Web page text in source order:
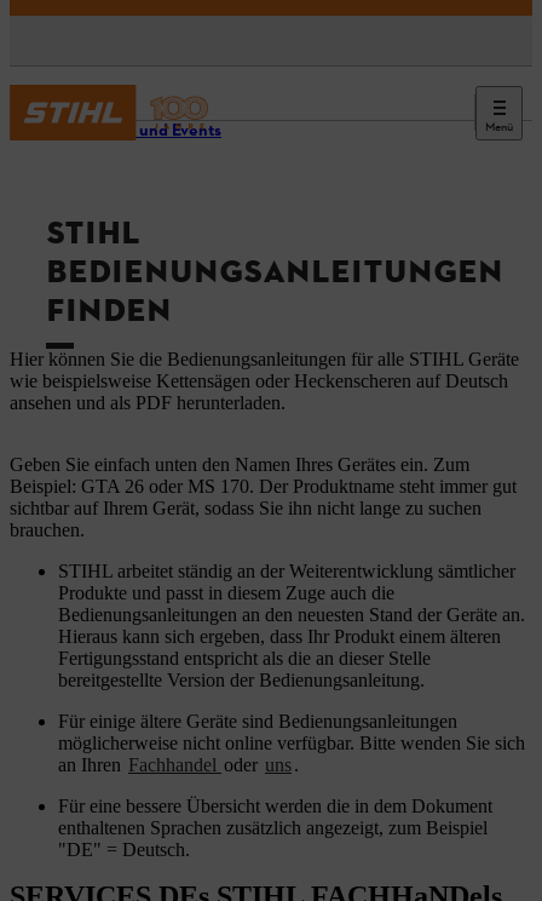
Menü
Service und Events
STIHL
BEDIENUNGSANLEITUNGEN
FINDEN
Hier können Sie die Bedienungsanleitungen für alle STIHL Geräte
wie beispielsweise Kettensägen oder Heckenscheren auf Deutsch
ansehen und als PDF herunterladen.
Geben Sie einfach unten den Namen Ihres Gerätes ein. Zum
Beispiel: GTA 26 oder MS 170. Der Produktname steht immer gut
sichtbar auf Ihrem Gerät, sodass Sie ihn nicht lange zu suchen
brauchen.
STIHL arbeitet ständig an der Weiterentwicklung sämtlicher
Produkte und passt in diesem Zuge auch die
Bedienungsanleitungen an den neuesten Stand der Geräte an.
Hieraus kann sich ergeben, dass Ihr Produkt einem älteren
Fertigungsstand entspricht als die an dieser Stelle
bereitgestellte Version der Bedienungsanleitung.
Für einige ältere Geräte sind Bedienungsanleitungen
möglicherweise nicht online verfügbar. Bitte wenden Sie sich
an Ihren Fachhandel oder uns.
Für eine bessere Übersicht werden die in dem Dokument
enthaltenen Sprachen zusätzlich angezeigt, zum Beispiel
"DE" = Deutsch.